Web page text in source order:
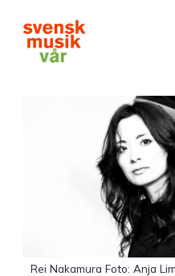
huvudinnehåll
Rei Nakamura Foto: Anja